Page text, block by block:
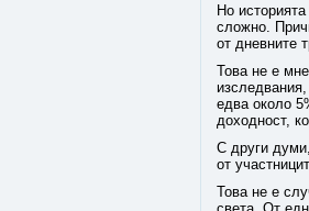
Но
сложно.
от дневните
Това не е
едва около
доходност,
С други
от
Това не е